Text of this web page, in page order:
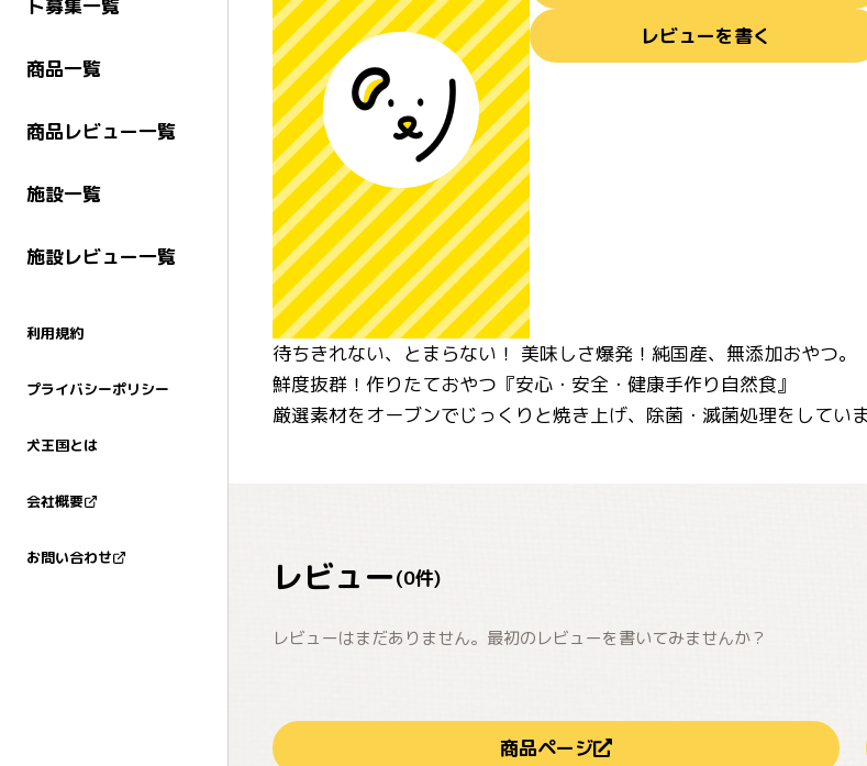
ト募集一覧
商品一覧
商品レビュー一覧
施設一覧
施設レビュー一覧
利用規約
プライバシーポリシー
犬王国とは
会社概要
お問い合わせ
レビューを書く
待ちきれない、とまらない！ 美味しさ爆発！純国産、無添加おやつ。
鮮度抜群！作りたておやつ『安心・安全・健康手作り自然食』
厳選素材をオーブンでじっくりと焼き上げ、除菌・滅菌処理をしていま
レビュー(0件)
レビューはまだありません。最初のレビューを書いてみませんか？
商品ページ